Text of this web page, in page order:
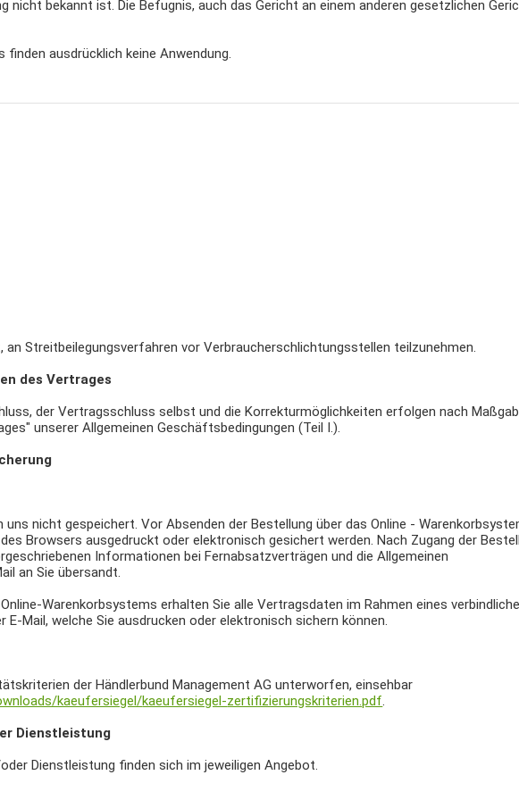
nicht bekannt ist. Die Befugnis, auch das Gericht an einem anderen gesetzlichen
ausdrücklich keine Anwendung.
Streitbeilegungsverfahren vor Verbraucherschlichtungsstellen teilzunehmen.
des Vertrages
der Vertragsschluss selbst und die Korrekturmöglichkeiten erfolgen nach
unserer Allgemeinen Geschäftsbedingungen (Teil I.).
nicht gespeichert. Vor Absenden der Bestellung über das Online -
Browsers ausgedruckt oder elektronisch gesichert werden. Nach Zugang der
Informationen bei Fernabsatzverträgen und die Allgemeinen
an Sie übersandt.
Warenkorbsystems erhalten Sie alle Vertragsdaten im Rahmen eines
Mail, welche Sie ausdrucken oder elektronisch sichern können.
der Händlerbund Management AG unterworfen, einsehbar
kaeufersiegel/kaeufersiegel-zertifizierungskriterien.pdf.
Dienstleistung
Dienstleistung finden sich im jeweiligen Angebot.